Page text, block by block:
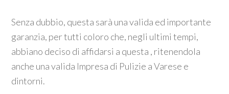
Senza dubbio, questa sarà una valida ed importante
garanzia, per tutti coloro che, negli ultimi tempi,
abbiano deciso di affidarsi a questa , ritenendola
anche una valida Impresa di Pulizie a Varese e
dintorni.